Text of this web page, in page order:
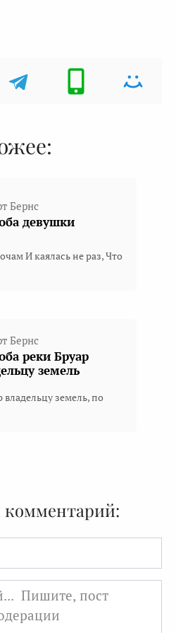
Бернс
девушки
И каялась не раз, Что
Бернс
реки Бруар
земель
земель, по